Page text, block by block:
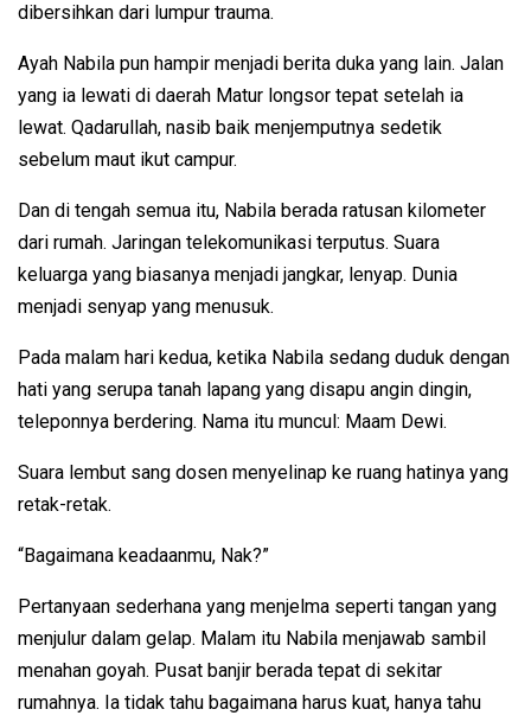
dibersihkan dari lumpur trauma.
Ayah Nabila pun hampir menjadi berita duka yang lain. Jalan
yang ia lewati di daerah Matur longsor tepat setelah ia
lewat. Qadarullah, nasib baik menjemputnya sedetik
sebelum maut ikut campur.
Dan di tengah semua itu, Nabila berada ratusan kilometer
dari rumah. Jaringan telekomunikasi terputus. Suara
keluarga yang biasanya menjadi jangkar, lenyap. Dunia
menjadi senyap yang menusuk.
Pada malam hari kedua, ketika Nabila sedang duduk dengan
hati yang serupa tanah lapang yang disapu angin dingin,
teleponnya berdering. Nama itu muncul: Maam Dewi.
Suara lembut sang dosen menyelinap ke ruang hatinya yang
retak-retak.
“Bagaimana keadaanmu, Nak?”
Pertanyaan sederhana yang menjelma seperti tangan yang
menjulur dalam gelap. Malam itu Nabila menjawab sambil
menahan goyah. Pusat banjir berada tepat di sekitar
rumahnya. Ia tidak tahu bagaimana harus kuat, hanya tahu